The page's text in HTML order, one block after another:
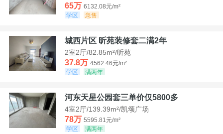
65万 6132.08元/m²
学区
急售
城西片区 昕苑装修套二满2年
2室2厅/82.85m²/昕苑
37.8万 4562.46元/m²
学区
满两年
河东天星公园套三单价仅5800多
4室2厅/139.39m²/凯颂广场
78万 5595.81元/m²
学区
满两年